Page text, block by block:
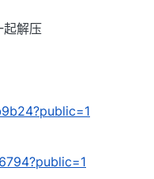
解压